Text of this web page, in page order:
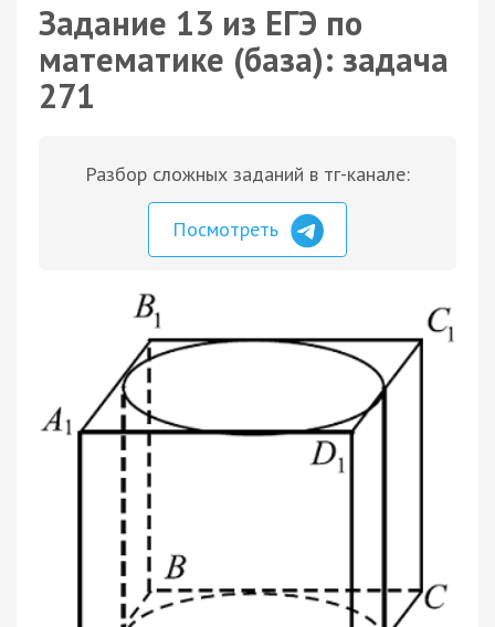
Задание 13 из ЕГЭ по
математике (база): задача
271
Разбор сложных заданий в тг-канале:
Посмотреть